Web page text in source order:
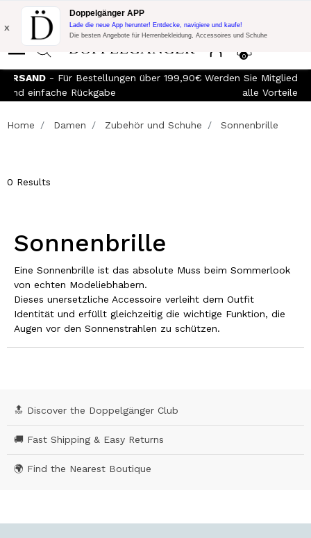
Blitzangebot:
10% Extra-Rabatt auf 300€ Einkauf mit Code:
DOPPEL300
0
x
Doppelgänger APP
Lade die neue App herunter! Entdecke, navigiere und kaufe!
Die besten Angebote für Herrenbekleidung, Accessoires und Schuhe
KOSTENLOSER VERSAND- Für Bestellungen über 199,90€
und einfache Rückgabe
Home Damen Zubehör und Schuhe Sonnenbrille
0 Results
Sonnenbrille
Eine Sonnenbrille ist das absolute Muss beim Sommerlook
von echten Modeliebhabern.
Dieses unersetzliche Accessoire verleiht dem Outfit
Identität und erfüllt gleichzeitig die wichtige Funktion, die
Augen vor den Sonnenstrahlen zu schützen.
🔝 Discover the Doppelgänger Club
🚚 Fast Shipping & Easy Returns
🌍 Find the Nearest Boutique